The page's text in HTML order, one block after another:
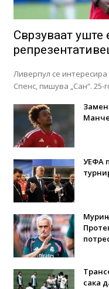
Сврзуваат уште
Ливерпул се
Спенс, пишува „Сан“.
УЕФА
сака